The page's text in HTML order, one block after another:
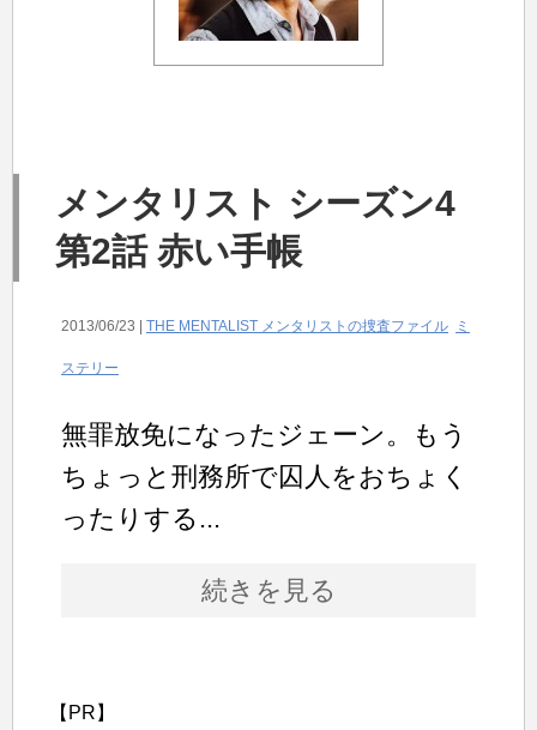
メンタリスト シーズン4
第2話 赤い手帳
2013/06/23 | THE MENTALIST メンタリストの捜査ファイル ミ
ステリー
無罪放免になったジェーン。もう
ちょっと刑務所で囚人をおちょく
ったりする...
続きを見る
【PR】